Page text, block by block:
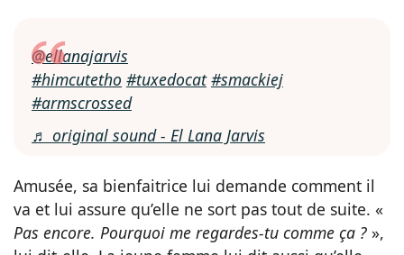
@ellanajarvis
#himcutetho #tuxedocat #smackiej
#armscrossed
♬ original sound - El Lana Jarvis
Amusée, sa bienfaitrice lui demande comment il
va et lui assure qu’elle ne sort pas tout de suite. «
Pas encore. Pourquoi me regardes-tu comme ça ? »,